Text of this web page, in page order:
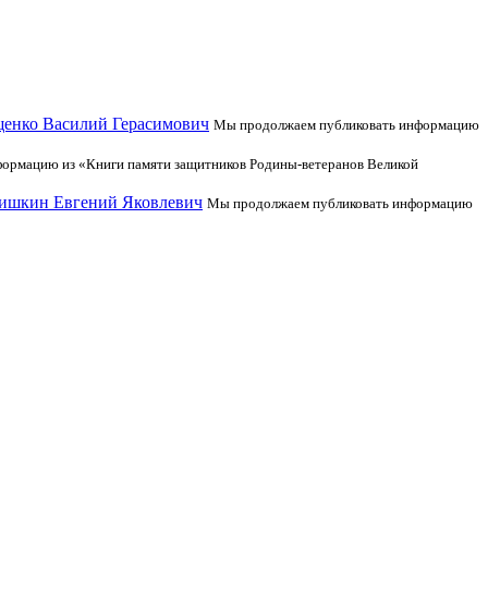
Василий Герасимович Мы продолжаем публиковать информацию
из «Книги памяти защитников Родины-ветеранов Великой
Евгений Яковлевич Мы продолжаем публиковать информацию